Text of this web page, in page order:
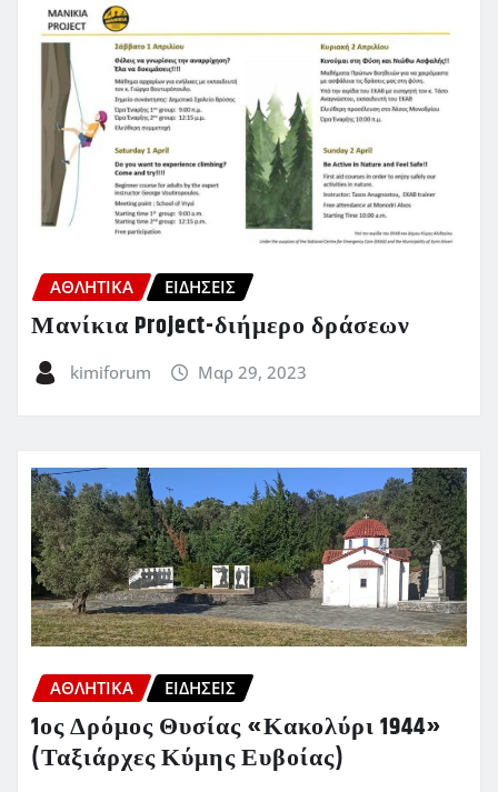
ΑΘΛΗΤΙΚΑ ΕΙΔΗΣΕΙΣ
Μανίκια Project-διήμερο δράσεων
kimiforum Μαρ 29, 2023
ΑΘΛΗΤΙΚΑ ΕΙΔΗΣΕΙΣ
1ος Δρόμος Θυσίας «Κακολύρι 1944»
(Ταξιάρχες Κύμης Ευβοίας)